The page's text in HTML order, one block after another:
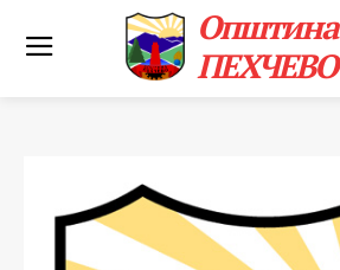
Општина
ПЕХЧЕВО